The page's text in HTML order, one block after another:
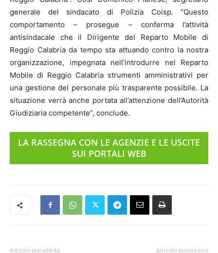
generale del sindacato di Polizia Coisp. “Questo
comportamento – prosegue – conferma l’attività
antisindacale che il Dirigente del Reparto Mobile di
Reggio Calabria da tempo sta attuando contro la nostra
organizzazione, impegnata nell’introdurre nel Reparto
Mobile di Reggio Calabria strumenti amministrativi per
una gestione del personale più trasparente possibile. La
situazione verrà anche portata all’attenzione dell’Autorità
Giudiziaria competente”, conclude.
LA RASSEGNA CON LE AGENZIE E LE USCITE
SUI PORTALI WEB
Articolo precedente Articolo successivo